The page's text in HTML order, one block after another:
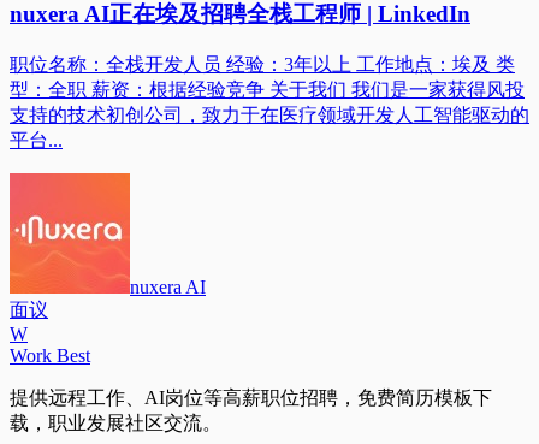
nuxera AI正在埃及招聘全栈工程师 | LinkedIn
职位名称：全栈开发人员 经验：3年以上 工作地点：埃及 类
型：全职 薪资：根据经验竞争 关于我们 我们是一家获得风投
支持的技术初创公司，致力于在医疗领域开发人工智能驱动的
平台...
nuxera AI
面议
W
Work Best
提供远程工作、AI岗位等高薪职位招聘，免费简历模板下
载，职业发展社区交流。